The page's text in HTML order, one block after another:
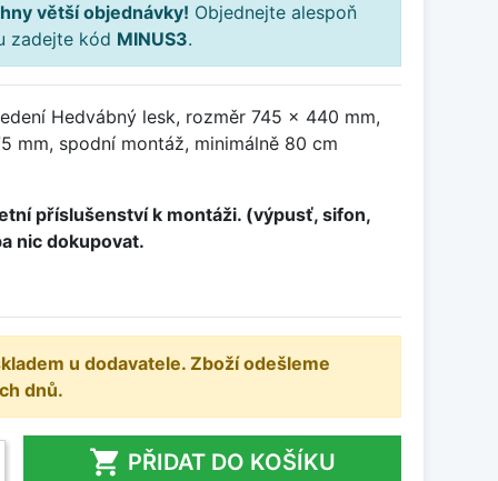
větší objednávky! Objednejte alespoň
zadejte kód MINUS3.
Hedvábný lesk, rozměr 745 x 440 mm,
mm, spodní montáž, minimálně 80 cm
příslušenství k montáži. (výpusť, sifon,
nic dokupovat.
u dodavatele. Zboží odešleme
dnů.
 PŘIDAT DO KOŠÍKU